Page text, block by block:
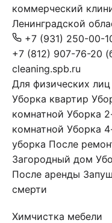
коммерческий
Ленинградской
+7 (931) 250-00-
+7 (812) 907-76-20
cleaning.spb.ru
Для физических лиц
Уборка квартир
комнатной Уборка
комнатной Уборка
уборка После
Загородный дом
После аренды
смерти
Химчистка мебели